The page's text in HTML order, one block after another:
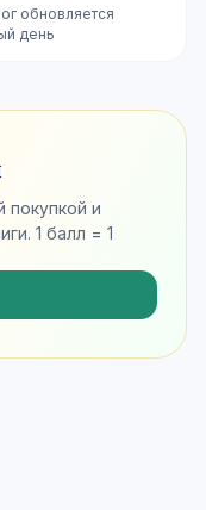
обновляется
день
покупкой и
1 балл = 1